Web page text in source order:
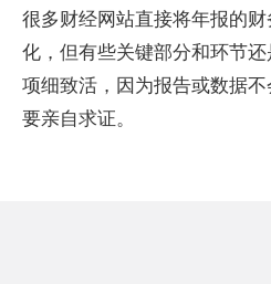
很多财经网站直接将年报的
化，但有些关键部分和环节
项细致活，因为报告或数据
要亲自求证。